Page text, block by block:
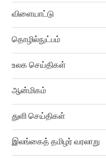
விளையாட்டு
தொழில்நுட்பம்
உலக செய்திகள்
ஆன்மிகம்
துளி செய்திகள்
இலங்கைத் தமிழர் வரலாறு